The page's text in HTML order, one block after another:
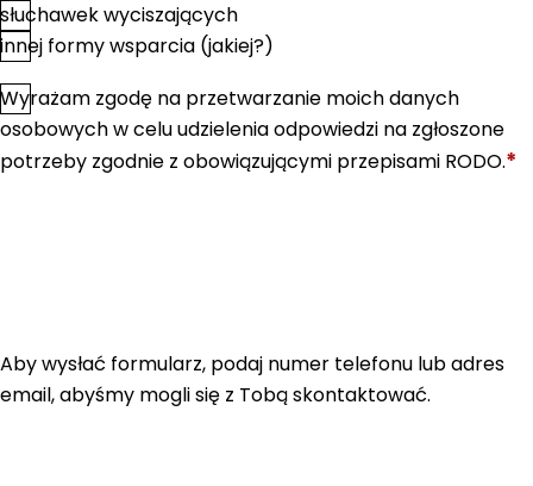
słuchawek wyciszających
innej formy wsparcia (jakiej?)
Zgoda*
Wyrażam zgodę na przetwarzanie moich danych
osobowych w celu udzielenia odpowiedzi na zgłoszone
potrzeby zgodnie z obowiązującymi przepisami RODO.*
Aby wysłać formularz, podaj numer telefonu lub adres
email, abyśmy mogli się z Tobą skontaktować.